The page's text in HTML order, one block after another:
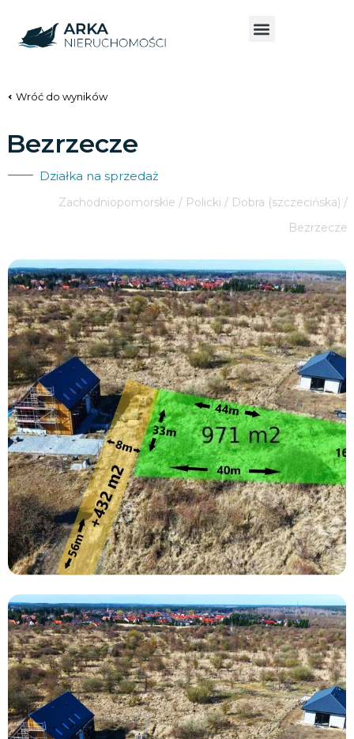
Wróć do wyników
Bezrzecze
Działka na sprzedaż
Zachodniopomorskie / Policki / Dobra (szczecińska) /
Bezrzecze